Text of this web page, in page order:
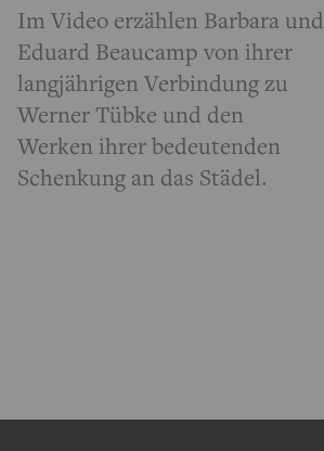
Im Video erzählen Barbara und
Eduard Beaucamp von ihrer
langjährigen Verbindung zu
Werner Tübke und den
Werken ihrer bedeutenden
Schenkung an das Städel.